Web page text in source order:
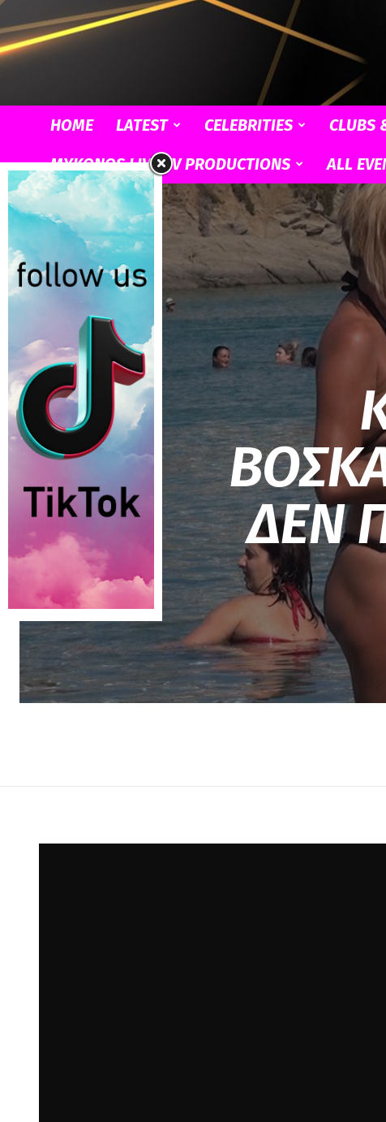
HOME LATEST CELEBRITIES CLUBS
MYKONOS LIVE TV PRODUCTIONS
ALL
ΔΕΝ